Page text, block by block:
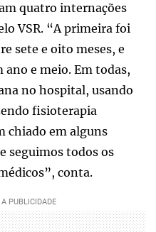
quatro internações
VSR. “A primeira foi
sete e oito meses, e
e meio. Em todas,
no hospital, usando
fisioterapia
chiado em alguns
seguimos todos os
conta.